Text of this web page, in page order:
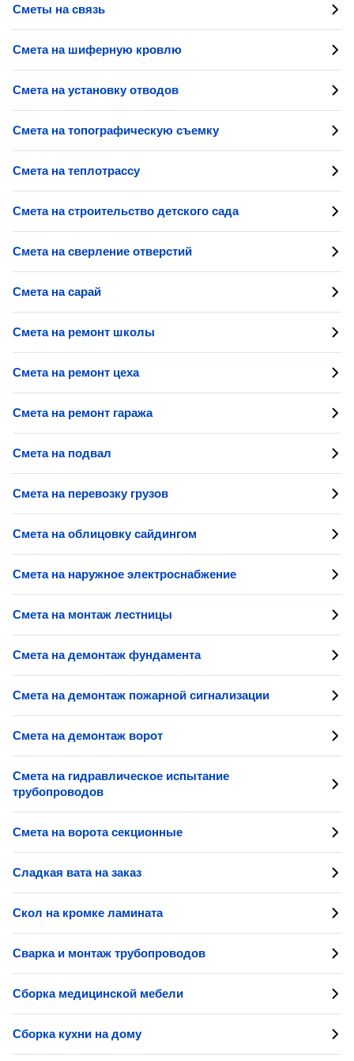
Сметы на связь
Смета на шиферную кровлю
Смета на установку отводов
Смета на топографическую съемку
Смета на теплотрассу
Смета на строительство детского сада
Смета на сверление отверстий
Смета на сарай
Смета на ремонт школы
Смета на ремонт цеха
Смета на ремонт гаража
Смета на подвал
Смета на перевозку грузов
Смета на облицовку сайдингом
Смета на наружное электроснабжение
Смета на монтаж лестницы
Смета на демонтаж фундамента
Смета на демонтаж пожарной сигнализации
Смета на демонтаж ворот
Смета на гидравлическое испытание
трубопроводов
Смета на ворота секционные
Сладкая вата на заказ
Скол на кромке ламината
Сварка и монтаж трубопроводов
Сборка медицинской мебели
Сборка кухни на дому